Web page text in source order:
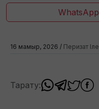
16 мамыр, 2026 / Перизат
Тарату: